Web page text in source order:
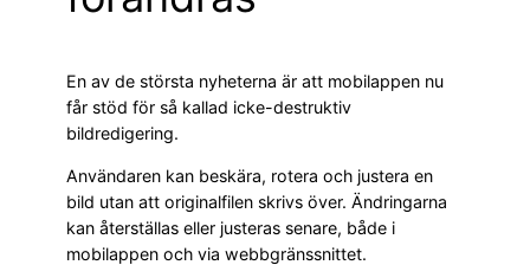
En av de största nyheterna är att mobilappen nu
får stöd för så kallad icke-destruktiv
bildredigering.
Användaren kan beskära, rotera och justera en
bild utan att originalfilen skrivs över. Ändringarna
kan återställas eller justeras senare, både i
mobilappen och via webbgränssnittet.